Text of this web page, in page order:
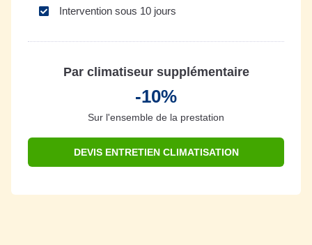
Intervention sous 10 jours
Par climatiseur supplémentaire
-10%
Sur l'ensemble de la prestation
DEVIS ENTRETIEN CLIMATISATION